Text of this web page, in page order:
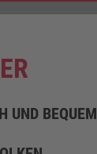
UND BEQUEM